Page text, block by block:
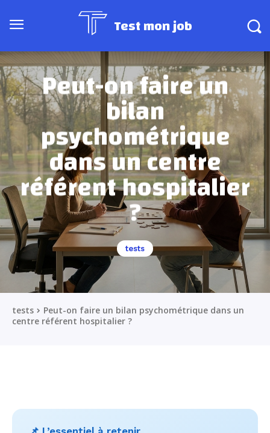
Test mon job
Peut-on faire un
bilan
psychométrique
dans un centre
référent hospitalier
?
tests
tests
Peut-on faire un bilan psychométrique dans un
centre référent hospitalier ?